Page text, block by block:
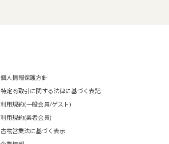
個人情報保護方針
特定商取引に関する法律に基づく表記
利用規約(一般会員/ゲスト)
利用規約(業者会員)
古物営業法に基づく表示